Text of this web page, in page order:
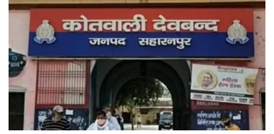
लोगों
पर
केस,
कोर्ट
के
आदेश
पर
FIR